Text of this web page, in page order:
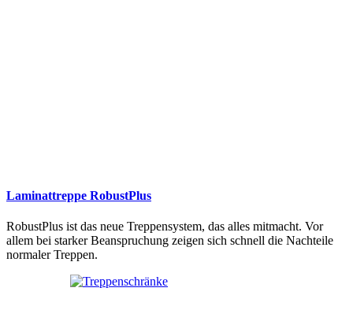
Laminattreppe RobustPlus
RobustPlus ist das neue Treppensystem, das alles mitmacht. Vor
allem bei starker Beanspruchung zeigen sich schnell die Nachteile
normaler Treppen.